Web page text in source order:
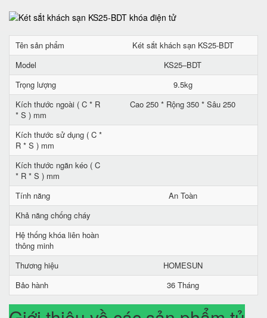
Tên sản phẩm
Két sắt khách sạn KS25-BDT
Model
KS25–BDT
Trọng lượng
9.5kg
Kích thước ngoài ( C * R
* S ) mm
Cao 250 * Rộng 350 * Sâu 250
Kích thước sử dụng ( C *
R * S ) mm
Kích thước ngăn kéo ( C
* R * S ) mm
Tính năng
An Toàn
Khả năng chống cháy
Hệ thống khóa liên hoàn
thông minh
Thương hiệu
HOMESUN
Bảo hành
36 Tháng